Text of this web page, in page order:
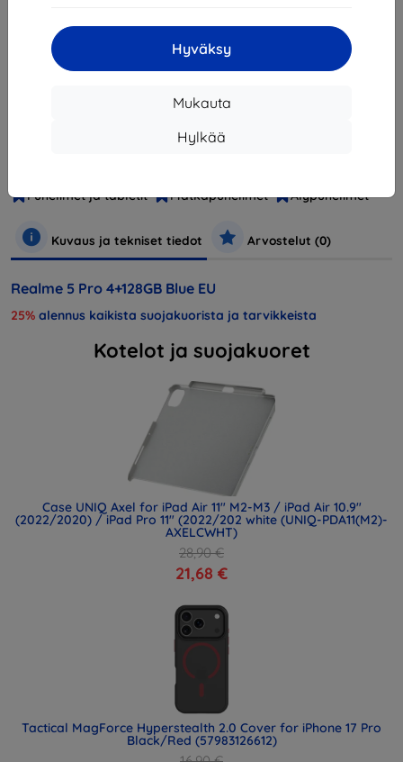
Hyväksy
Mukauta
Hylkää
Loppuunmyyty
Realme 5 Pro 4+128GB DS Modrý
Puhelimet ja tabletit
Matkapuhelimet Älypuhelimet
Kuvaus ja tekniset tiedot Arvostelut (0)
Realme 5 Pro 4+128GB Blue EU
25% alennus kaikista suojakuorista ja tarvikkeista
Kotelot ja suojakuoret
Case UNIQ Axel for iPad Air 11" M2-M3 / iPad Air 10.9"
(2022/2020) / iPad Pro 11" (2022/202 white (UNIQ-PDA11(M2)-
AXELCWHT)
28,90 €
21,68 €
Tactical MagForce Hyperstealth 2.0 Cover for iPhone 17 Pro
Black/Red (57983126612)